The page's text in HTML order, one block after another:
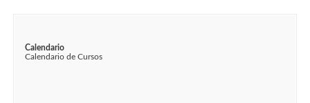
Calendario
Calendario de Cursos